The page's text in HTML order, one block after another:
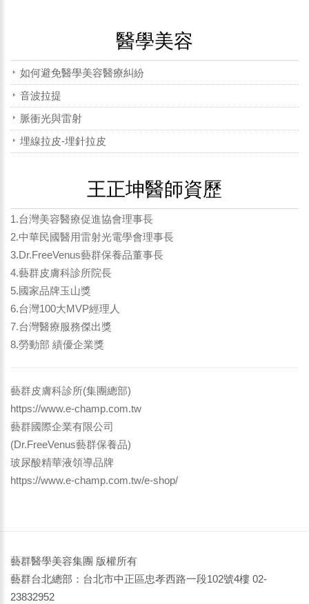
醫學美容
如何避免醫學美容醫療糾紛
音波拉提
脈衝光與雷射
埋線拉皮-埋針拉皮
王正坤醫師資歷
1.台灣美容醫療促進協會理事長
2.中華民國醫用雷射光電學會理事長
3.Dr.FreeVenus藝群保養品董事長
4.藝群皮膚科診所院長
5.國家品牌玉山獎
6.台灣100大MVP經理人
7.台灣醫療服務傑出獎
8.勞動部 績優企業獎
藝群皮膚科診所(集團總部)
https://www.e-champ.com.tw
藝群國際企業有限公司
(Dr.FreeVenus藝群保養品)
玻尿酸精華液領導品牌
https://www.e-champ.com.tw/e-shop/
藝群醫學美容集團 版權所有
藝群台北總部：台北市中正區忠孝西路一段102號4樓 02-
23832952